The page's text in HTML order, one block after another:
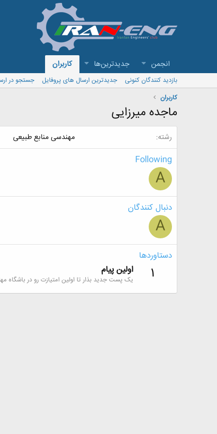
انجمن جدیدترین‌ها کاربران
بازدید کنندگان کنونی جدیدترین ارسال های پروفایل
جستجو در
کاربران
ماجده میرزایی
رشته مهندسی منابع طبیعی
Following
A
دنبال کنندگان
A
دستاوردها
1 اولین پیام
یک پست جدید بذار تا اولین امتیازت رو در باشگاه